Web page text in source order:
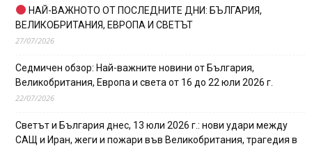
НАЙ-ВАЖНОТО ОТ ПОСЛЕДНИТЕ ДНИ: БЪЛГАРИЯ,
ВЕЛИКОБРИТАНИЯ, ЕВРОПА И СВЕТЪТ
27/07/2026
Седмичен обзор: Най-важните новини от България,
Великобритания, Европа и света от 16 до 22 юли 2026 г.
22/07/2026
Светът и България днес, 13 юли 2026 г.: нови удари между
САЩ и Иран, жеги и пожари във Великобритания, трагедия в